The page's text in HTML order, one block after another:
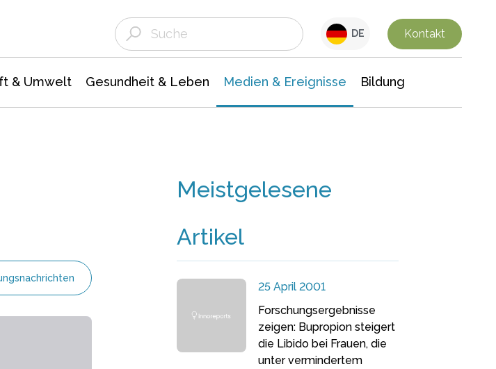
DE Kontakt
& Umwelt Gesundheit & Leben Medien & Ereignisse Bildung
Meistgelesene
Artikel
25 April 2001
Forschungsergebnisse
zeigen: Bupropion steigert
die Libido bei Frauen, die
unter vermindertem